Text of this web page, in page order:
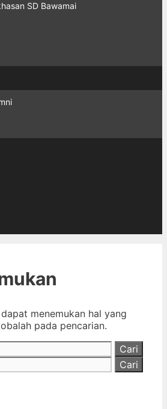
SD Bawamai
menemukan hal yang
pada pencarian.